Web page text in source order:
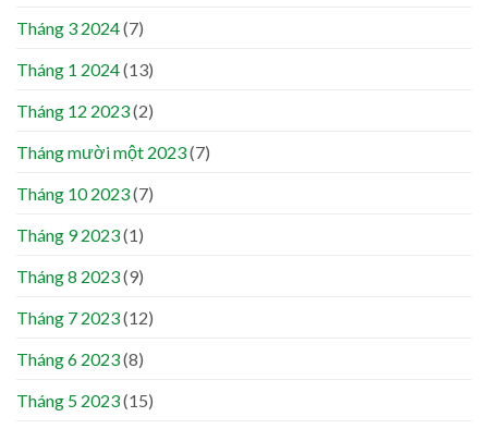
Tháng 3 2024(7)
Tháng 1 2024(13)
Tháng 12 2023(2)
Tháng mười một 2023(7)
Tháng 10 2023(7)
Tháng 9 2023(1)
Tháng 8 2023(9)
Tháng 7 2023(12)
Tháng 6 2023(8)
Tháng 5 2023(15)